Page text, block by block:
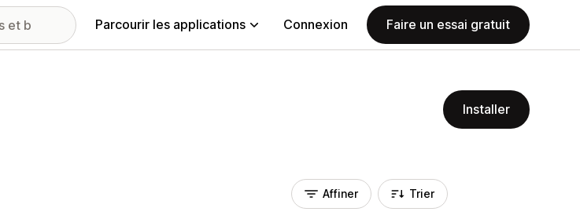
Parcourir les applications Connexion Faire un essai gratuit
Installer
Affiner Trier